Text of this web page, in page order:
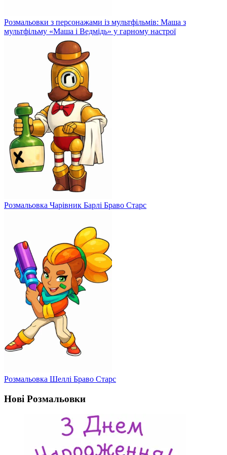
Розмальовки з персонажами із мультфільмів: Маша з
мультфільму «Маша і Ведмідь» у гарному настрої
Розмальовка Чарівник Барлі Браво Старс
Розмальовка Шеллі Браво Старс
Нові Розмальовки